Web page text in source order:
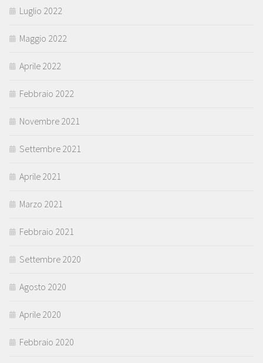
Luglio 2022
Maggio 2022
Aprile 2022
Febbraio 2022
Novembre 2021
Settembre 2021
Aprile 2021
Marzo 2021
Febbraio 2021
Settembre 2020
Agosto 2020
Aprile 2020
Febbraio 2020